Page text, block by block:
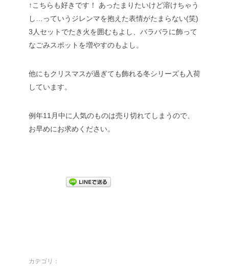
↑こちらも好きです！
あったまりたいけど溶けちゃう
し…っていうジレンマを抱えた表情がたまらない(笑)
3人セットでたき火を囲むもよし、バラバラに飾って
なごみスポットを増やすのもよし。
他にもクリスマスが過ぎても飾れる冬シリーズも入荷
しています。
例年11月中に人気のものは売り切れてしまうので、
お早めにお求めください。
カテゴリ：